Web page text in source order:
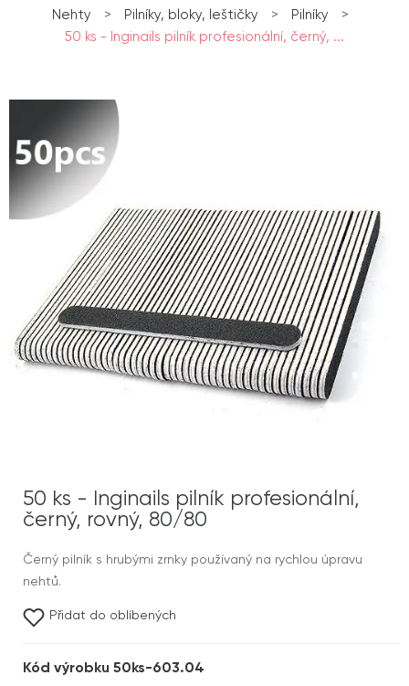
Nehty > Pilníky, bloky, leštičky > Pilníky
>
50 ks - Inginails pilník profesionální, černý, ...
50 ks - Inginails pilník profesionální,
černý, rovný, 80/80
Černý pilník s hrubými zrnky používaný na rychlou úpravu
nehtů.
Přidat do oblíbených
Kód výrobku 50ks-603.04